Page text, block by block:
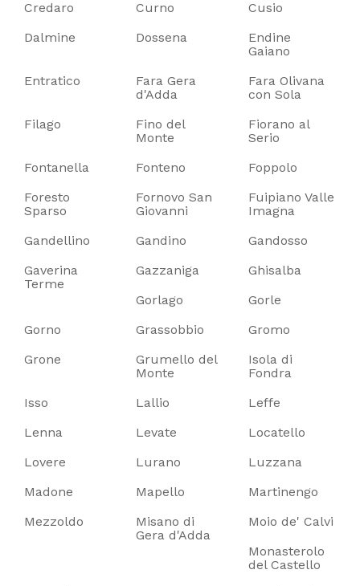
Credaro Curno
Cusio
Dalmine
Dossena
Endine
Gaiano
Entratico
Fara Gera
d'Adda
Fara Olivana
con Sola
Filago
Fino del
Monte
Fiorano al
Serio
Fontanella
Fonteno
Foppolo
Foresto
Sparso
Fornovo San
Giovanni
Fuipiano Valle
Imagna
Gandellino
Gandino
Gandosso
Gaverina
Terme
Gazzaniga
Ghisalba
Gorlago
Gorle
Gorno
Grassobbio
Gromo
Grone
Grumello del
Monte
Isola di
Fondra
Isso
Lallio
Leffe
Lenna
Levate
Locatello
Lovere
Lurano
Luzzana
Madone
Mapello
Martinengo
Mezzoldo
Misano di
Gera d'Adda
Moio de' Calvi
Monasterolo
del Castello